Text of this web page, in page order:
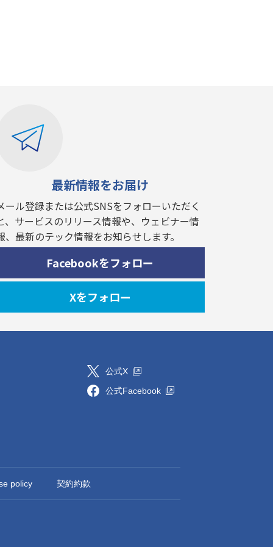
最新情報をお届け
ール登録または公式SNSをフォローいただく
、サービスのリリース情報や、ウェビナー情
、最新のテック情報をお知らせします。
Facebookをフォロー
Xをフォロー
公式X
公式Facebook
policy 契約約款